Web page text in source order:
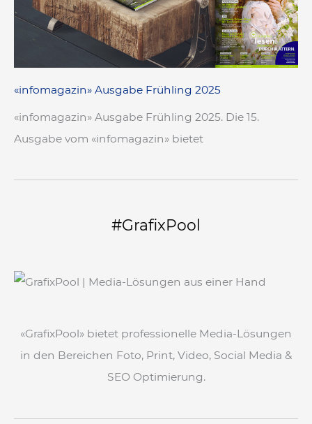
«infomagazin» Ausgabe Frühling 2025
«infomagazin» Ausgabe Frühling 2025. Die 15.
Ausgabe vom «infomagazin» bietet
#GrafixPool
«GrafixPool» bietet professionelle Media-Lösungen
in den Bereichen Foto, Print, Video, Social Media &
SEO Optimierung.